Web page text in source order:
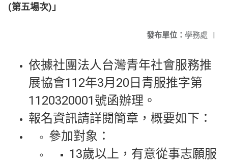
(第五場次)」
發布單位： 學務處 |
依據社團法人台灣青年社會服務推
展協會112年3月20日青服推字第
1120320001號函辦理。
報名資訊請詳閱簡章，概要如下：
參加對象：
13歲以上，有意從事志願服